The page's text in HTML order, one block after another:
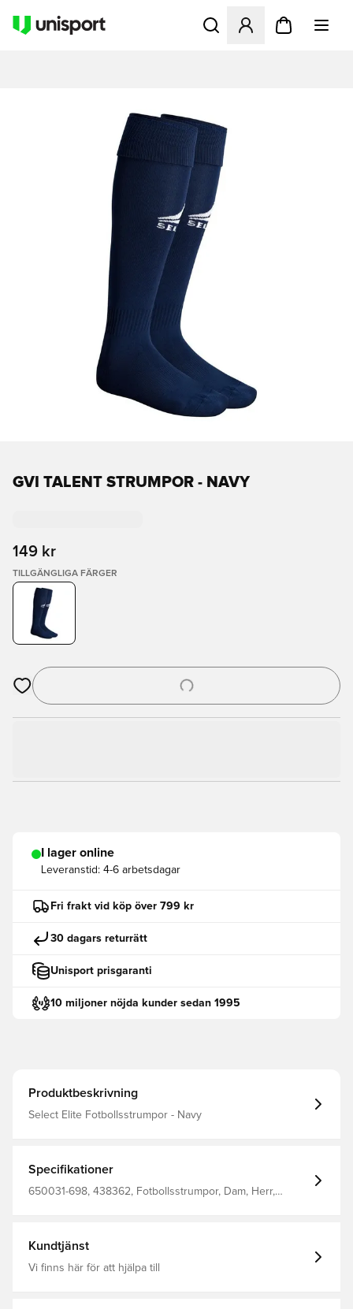
Öppnar en Modal för att
GVI TALENT STRUMPOR - NAVY
149 kr
TILLGÄNGLIGA FÄRGER
Öppnar en Modal för att logga in eller registrera dig som
I lager online
Leveranstid: 4-6 arbetsdagar
Fri frakt vid köp över 799 kr
30 dagars returrätt
Unisport prisgaranti
10 miljoner nöjda kunder sedan 1995
Produktbeskrivning
Select Elite Fotbollsstrumpor - Navy
Specifikationer
650031-698, 438362, Fotbollsstrumpor, Dam, Herr,
Kundtjänst
Vi finns här för att hjälpa till